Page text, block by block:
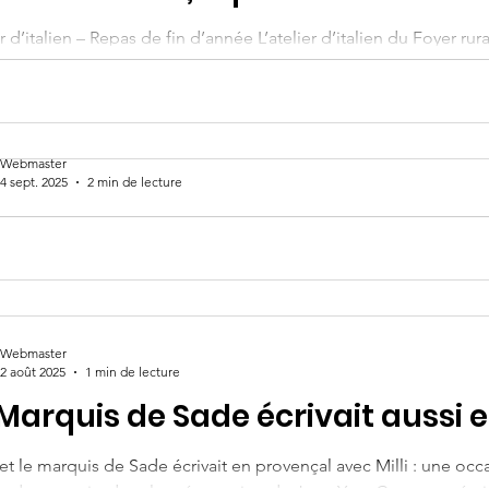
d’italien – Repas de fin d’année L’atelier d’italien du Foyer
repas convivial,...
en images sur nos plus
pour la fête votive : concours de pétanque et théâtre sous
Rousset
Webmaster
4 sept. 2025
2 min de lecture
de Sade écrivait aussi
le marquis de Sade écrivait en provençal avec Milli : une
Webmaster
2 août 2025
1 min de lecture